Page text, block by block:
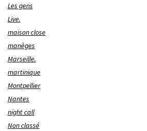
Les gens
Live.
maison close
manèges
Marseille.
martinique
Montpellier
Nantes
night call
Non classé